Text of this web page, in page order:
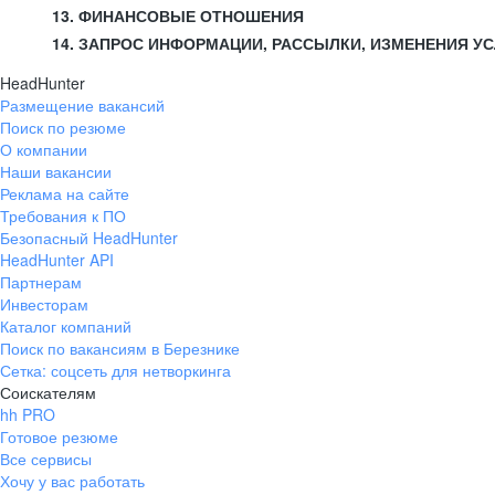
13. ФИНАНСОВЫЕ ОТНОШЕНИЯ
14. ЗАПРОС ИНФОРМАЦИИ, РАССЫЛКИ, ИЗМЕНЕНИЯ
HeadHunter
Размещение вакансий
Поиск по резюме
О компании
Наши вакансии
Реклама на сайте
Требования к ПО
Безопасный HeadHunter
HeadHunter API
Партнерам
Инвесторам
Каталог компаний
Поиск по вакансиям в Березнике
Сетка: соцсеть для нетворкинга
Соискателям
hh PRO
Готовое резюме
Все сервисы
Хочу у вас работать